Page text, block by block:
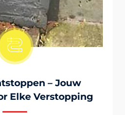
Van Wc-Tiolet